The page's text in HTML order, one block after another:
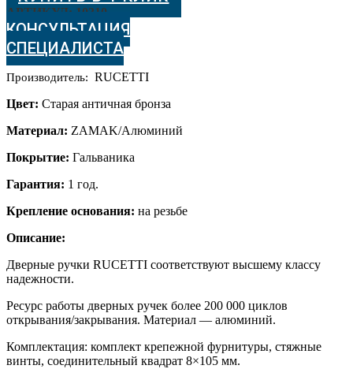
1
OMB
Цвет
-
старая
античная
АРТИКУЛ: 10310
КОНСУЛЬТАЦИЯ
СПЕЦИАЛИСТА
Производитель: RUCETTI
Цвет: Cтарая античная бронза
Материал: ZAMAK/Алюминий
Покрытие: Гальваника
Гарантия: 1 год.
Крепление основания: на резьбе
Описание:
Дверные ручки RUCETTI соответствуют высшему классу
надежности.
Ресурс работы дверных ручек более 200 000 циклов
открывания/закрывания. Материал — алюминий.
Комплектация: комплект крепежной фурнитуры, стяжные
винты, соединительный квадрат 8×105 мм.